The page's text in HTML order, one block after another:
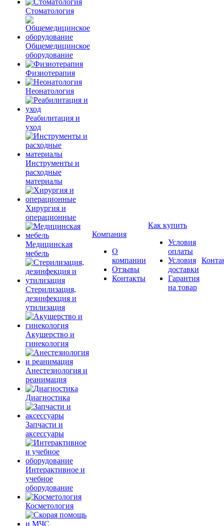
Стоматология
Общемедицинское
оборудование
Физиотерапия
Неонатология
Реабилитация и
уход
Инструменты и
расходные
материалы
Хирургия и
операционные
Медицинская
мебель
Стерилизация,
дезинфекция и
утилизация
Акушерство и
гинекология
Анестезиология и
реанимация
Диагностика
Запчасти и
аксессуары
Интерактивное и
учебное
оборудование
Косметология
Компания
О
компании
Отзывы
Контакты
Как купить
Условия
оплаты
Условия
доставки
Гарантия
на товар